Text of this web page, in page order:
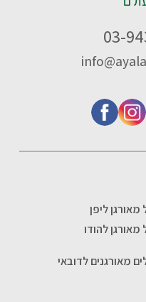
מאורגן ליפן
מאורגן להודו
מאורגנים לדובאי
03-